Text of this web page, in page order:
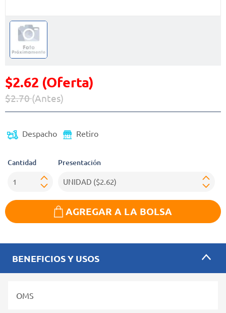
$2.62 (Oferta)
Precio reducido de
$2.70(Antes)
Despacho Retiro
Cantidad Presentación
AGREGAR A LA BOLSA
BENEFICIOS Y USOS
OMS